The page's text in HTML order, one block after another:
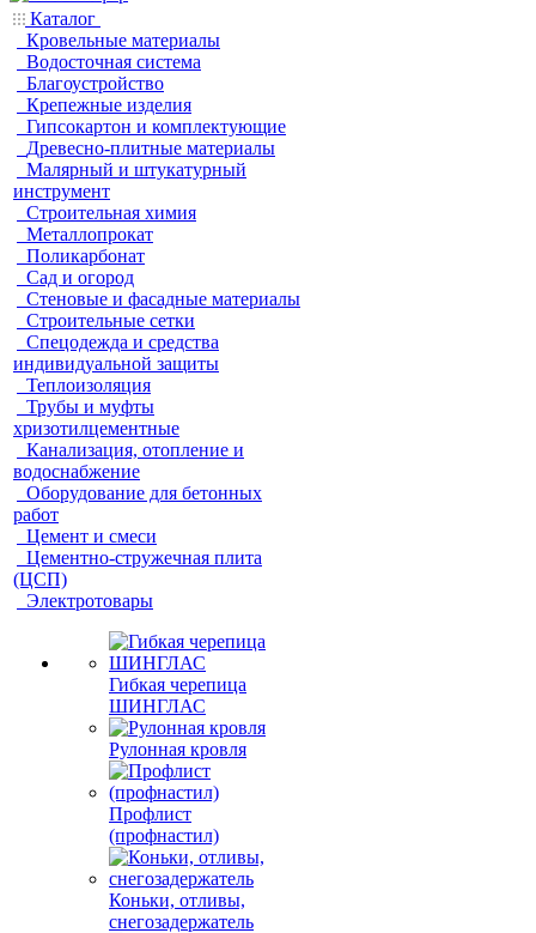
Каталог
Кровельные материалы
Водосточная система
Благоустройство
Крепежные изделия
Гипсокартон и комплектующие
Древесно-плитные материалы
Малярный и штукатурный
инструмент
Строительная химия
Металлопрокат
Поликарбонат
Сад и огород
Стеновые и фасадные материалы
Строительные сетки
Спецодежда и средства
индивидуальной защиты
Теплоизоляция
Трубы и муфты
хризотилцементные
Канализация, отопление и
водоснабжение
Оборудование для бетонных
работ
Цемент и смеси
Цементно-стружечная плита
(ЦСП)
Электротовары
Гибкая черепица
ШИНГЛАС
Рулонная кровля
Профлист
(профнастил)
Коньки, отливы,
снегозадержатель